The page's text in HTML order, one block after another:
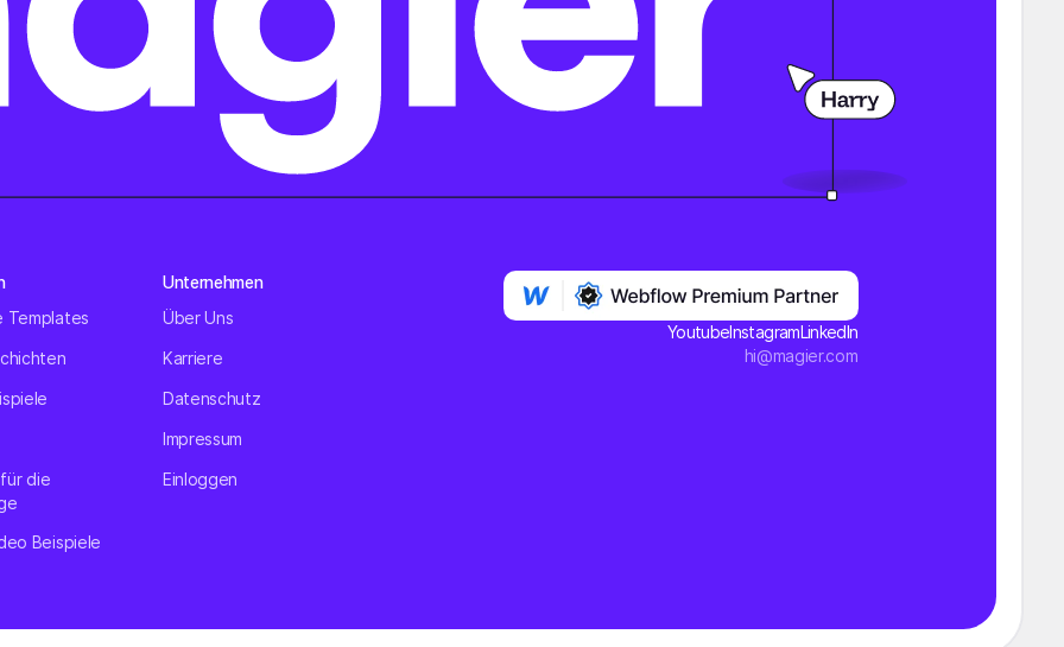
Templates
die
Beispiele
Unternehmen
Über Uns
Karriere
Datenschutz
Impressum
Einloggen
YoutubeInstagramLinkedIn
hi@magier.com